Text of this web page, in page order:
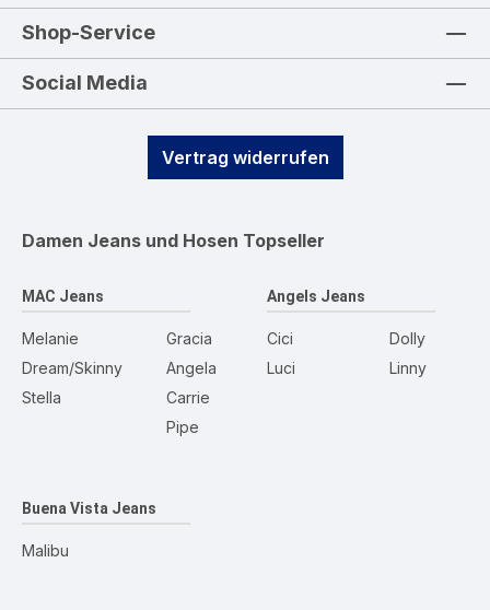
Shop-Service
Social Media
Vertrag widerrufen
Damen Jeans und Hosen Topseller
MAC Jeans
Melanie
Dream/Skinny
Stella
Gracia
Angela
Carrie
Pipe
Angels Jeans
Cici
Luci
Dolly
Linny
Buena Vista Jeans
Malibu